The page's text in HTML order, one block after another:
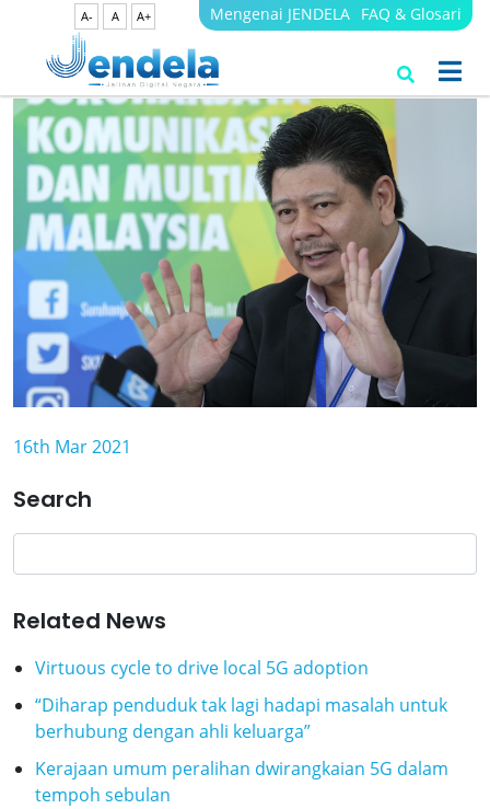
A- A A+ Mengenai JENDELA FAQ & Glosari
16th Mar 2021
Search
Related News
Virtuous cycle to drive local 5G adoption
“Diharap penduduk tak lagi hadapi masalah untuk
berhubung dengan ahli keluarga”
Kerajaan umum peralihan dwirangkaian 5G dalam
tempoh sebulan